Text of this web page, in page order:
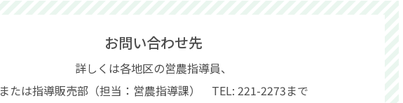
お問い合わせ先
詳しくは各地区の営農指導員、
または指導販売部（担当：営農指導課） TEL: 221-2273まで